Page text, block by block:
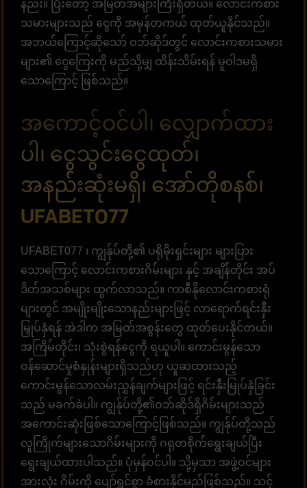
နည်း။ ပြီးတော့ အမြတ်အများကြီးရှိတယ်။ လောင်းကစား
သမားများသည် ငွေကို အမှန်တကယ် ထုတ်ယူနိုင်သည်။
အဘယ်ကြောင့်ဆိုသော် ဝဘ်ဆိုဒ်တွင် လောင်းကစားသမား
များ၏ ငွေကြေးကို မည်သို့မျှ ထိန်းသိမ်းရန် မူဝါဒမရှိ
သောကြောင့် ဖြစ်သည်။
အကောင့်ဝင်ပါ၊ လျှောက်ထား
ပါ၊ ငွေသွင်းငွေထုတ်၊
အနည်းဆုံးမရှိ၊ အော်တိုစနစ်၊
UFABET077
UFABET077 ၊ ကျွန်ုပ်တို့၏ ပရိုမိုးရှင်းများ များပြား
သောကြောင့် လောင်းကစားဂိမ်းများ နှင့် အချိန်တိုင်း အပ်
ဒိတ်အသစ်များ ထွက်လာသည်။ ကာစီနိုလောင်းကစားရုံ
များတွင် အမျိုးမျိုးသောနည်းများဖြင့် လာရောက်ရင်းနှီး
မြှုပ်နှံရန် အဲဒါက အမြတ်အစွန်းတွေ ထုတ်ပေးနိုင်တယ်။
အကြိမ်တိုင်း၊ သုံးစွဲရန်ငွေကို ရယူပါ။ ကောင်းမွန်သော
ဝန်ဆောင်မှုစံနှုန်းများရှိသည်ဟု ယူဆထားသည့်
ကောင်းမွန်သောလမ်းညွှန်ချက်များဖြင့် ရင်းနှီးမြုပ်နှံခြင်း
သည် မခက်ခဲပါ။ ကျွန်ုပ်တို့၏ဝဘ်ဆိုဒ်ရှိဂိမ်းများသည်
အကောင်းဆုံးဖြစ်သောကြောင့်ဖြစ်သည်။ ကျွန်ုပ်တို့သည်
လူကြိုက်များသောဂိမ်းများကို ဂရုတစိုက်ရွေးချယ်ပြီး
ရွေးချယ်ထားပါသည်။ ပုံမှန်ဝင်ပါ။ သို့မှသာ အဖွဲ့ဝင်များ
အားလုံး ဂိမ်းကို ပျော်ရွှင်စွာ ခံစားနိုင်မည်ဖြစ်သည်။ သင့်